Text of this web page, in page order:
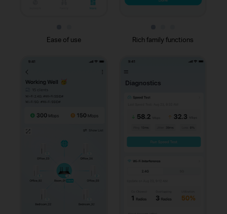
Ease of use Rich family functions